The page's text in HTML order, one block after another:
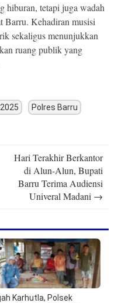
hiburan, tetapi juga wadah
Barru. Kehadiran musisi
sekaligus menunjukkan
ruang publik yang
Polres Barru
Hari Terakhir Berkantor
di Alun-Alun, Bupati
Barru Terima Audiensi
Univeral Madani →
Karhutla, Polsek